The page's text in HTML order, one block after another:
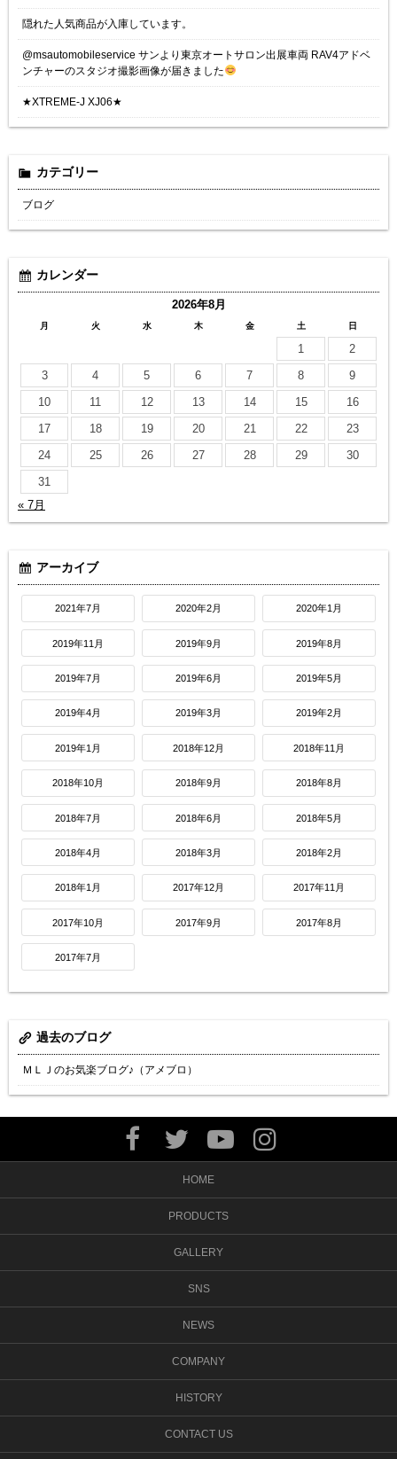
隠れた人気商品が入庫しています。
@msautomobileservice サンより東京オートサロン出展車両 RAV4アドベ
ンチャーのスタジオ撮影画像が届きました
★XTREME-J XJ06★
カテゴリー
ブログ
カレンダー
2026年8月
月 火 水 木 金 土 日
1
2
3
4 5 6 7 8
9
10
11 12 13 14 15
16
17
18 19 20 21 22
23
24
25 26 27 28 29
30
31
« 7月
アーカイブ
2021年7月 2020年2月 2020年1月
2019年11月 2019年9月 2019年8月
2019年7月 2019年6月 2019年5月
2019年4月 2019年3月 2019年2月
2019年1月 2018年12月 2018年11月
2018年10月 2018年9月 2018年8月
2018年7月 2018年6月 2018年5月
2018年4月 2018年3月 2018年2月
2018年1月 2017年12月 2017年11月
2017年10月 2017年9月 2017年8月
2017年7月
過去のブログ
ＭＬＪのお気楽ブログ♪（アメブロ）
HOME
PRODUCTS
GALLERY
SNS
NEWS
COMPANY
HISTORY
CONTACT US